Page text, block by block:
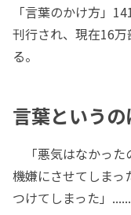
「言葉のかけ方」
刊行され、現在16
る。
言葉という
「悪気はなかった
機嫌にさせてしまっ
つけてしまった」......